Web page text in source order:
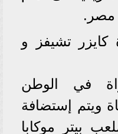
كايزر تشيفز و
في الوطن
ويتم إستضافة
بيتر موكابا